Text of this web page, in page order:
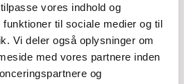
vores indhold og
til sociale medier og til
Vi deler også oplysninger om
med vores partnere inden
og